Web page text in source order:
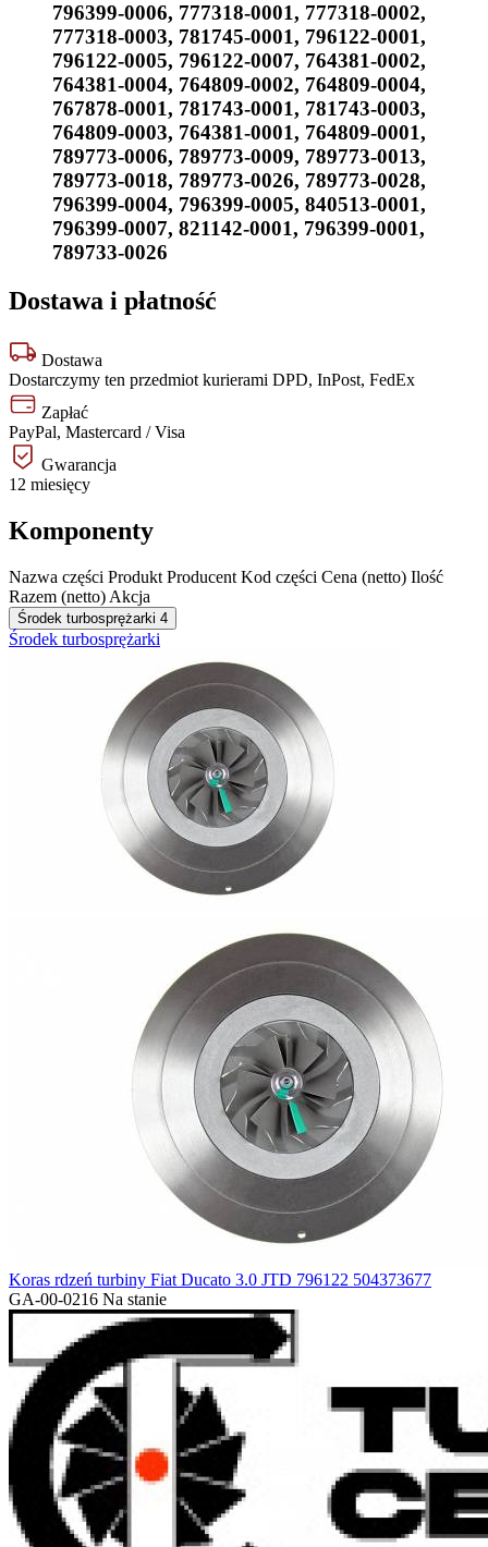
796399-0006, 777318-0001, 777318-0002,
777318-0003, 781745-0001, 796122-0001,
796122-0005, 796122-0007, 764381-0002,
764381-0004, 764809-0002, 764809-0004,
767878-0001, 781743-0001, 781743-0003,
764809-0003, 764381-0001, 764809-0001,
789773-0006, 789773-0009, 789773-0013,
789773-0018, 789773-0026, 789773-0028,
796399-0004, 796399-0005, 840513-0001,
796399-0007, 821142-0001, 796399-0001,
789733-0026
Dostawa i płatność
Dostawa
Dostarczymy ten przedmiot kurierami DPD, InPost, FedEx
Zapłać
PayPal, Mastercard / Visa
Gwarancja
12 miesięcy
Komponenty
Nazwa części Produkt Producent Kod części Cena (netto) Ilość
Razem (netto) Akcja
Środek turbosprężarki 4
Środek turbosprężarki
Koras rdzeń turbiny Fiat Ducato 3.0 JTD 796122 504373677
GA-00-0216 Na stanie